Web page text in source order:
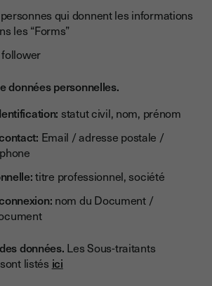
qui donnent les informations
les “Forms”
données personnelles.
statut civil, nom, prénom
Email / adresse postale /
titre professionnel, société
nom du Document /
données. Les Sous-traitants
listés ici